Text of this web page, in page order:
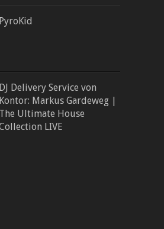
PyroKid
DJ Delivery Service von
Kontor: Markus Gardeweg |
The Ultimate House
LIVE